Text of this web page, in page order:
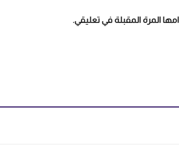
المرة المقبلة في تعليقي.